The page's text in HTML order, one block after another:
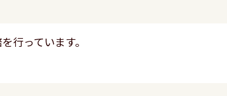
行っています。